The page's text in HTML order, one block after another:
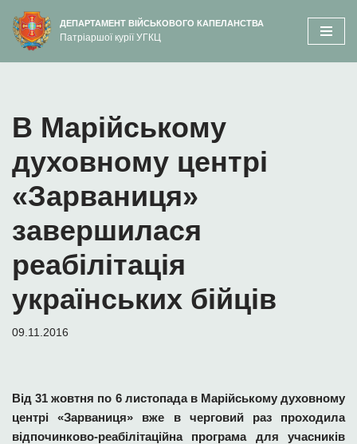
вмісту
Перейти
до
ДЕПАРТАМЕНТ ВІЙСЬКОВОГО КАПЕЛАНСТВА
Патріаршої курії УГКЦ
В Марійському
духовному центрі
«Зарваниця»
завершилася
реабілітація
українських бійців
09.11.2016
Від 31 жовтня по 6 листопада в Марійському духовному
центрі «Зарваниця» вже в черговий раз проходила
відпочинково-реабілітаційна програма для учасників